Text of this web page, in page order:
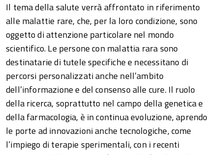
Il tema della salute verrà affrontato in riferimento
alle malattie rare, che, per la loro condizione, sono
oggetto di attenzione particolare nel mondo
scientifico. Le persone con malattia rara sono
destinatarie di tutele specifiche e necessitano di
percorsi personalizzati anche nell’ambito
dell’informazione e del consenso alle cure. Il ruolo
della ricerca, soprattutto nel campo della genetica e
della farmacologia, è in continua evoluzione, aprendo
le porte ad innovazioni anche tecnologiche, come
l’impiego di terapie sperimentali, con i recenti